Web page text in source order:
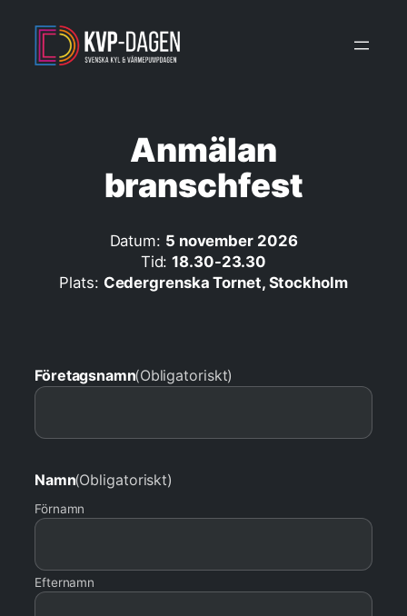
innehåll
Anmälan
branschfest
Datum: 5 november 2026
Tid:18.30-23.30
Plats: Cedergrenska Tornet, Stockholm
Företagsnamn(Obligatoriskt)
Namn(Obligatoriskt)
Förnamn
Efternamn